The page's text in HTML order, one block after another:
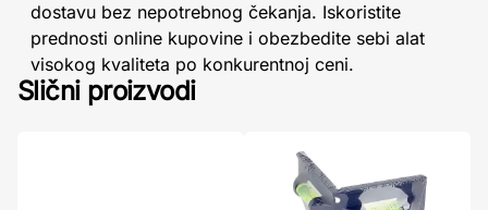
dostavu bez nepotrebnog čekanja. Iskoristite
prednosti online kupovine i obezbedite sebi alat
visokog kvaliteta po konkurentnoj ceni.
Slični proizvodi